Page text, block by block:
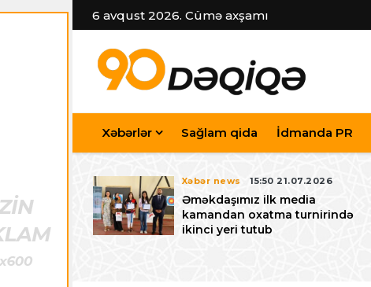
6 avqust 2026. Cümə axşamı
Xəbərlər Sağlam qida İdmanda PR
U-15
festivalı ilə
Xəbər news 15:50 21.07.2026
Əməkdaşımız ilk media
kamandan oxatma turnirində
ikinci yeri tutub